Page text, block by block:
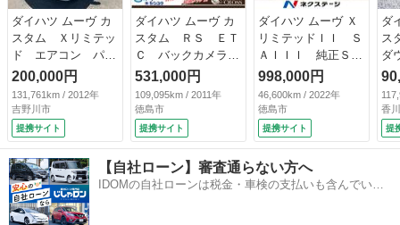
ダイハツ ムーヴ カ
スタム Ｘリミテッ
ド エアコン パワ
ステ パワーウィン
ドウ ナビ ＴＶ
キーレス スマート
キー バックカメ
ラ ＥＴＣ アイド
リングストップ ベ
ンチシート （車検
整備付）
200,000円
131,761km / 2012年
吉野川市
提携サイト
ダイハツ ムーヴ カ
スタム ＲＳ ＥＴ
Ｃ バックカメラ
ナビ オートライ
ト ＨＩＤ ＬＥＤ
ヘッドランプ スマ
ートキー 電動格納
ミラー ベンチシー
ト ターボ ＣＶ
Ｔ 盗難防止システ
ム ＡＢＳ ＣＤ
531,000円
109,095km / 2011年
徳島市
提携サイト
ダイハツ ムーヴ Ｘ
リミテッドＩＩ Ｓ
ＡＩＩＩ 純正ＳＤ
ナビ バックカメ
ラ 禁煙車 シート
ヒーター コーナー
センサー ＬＥＤヘ
ッド 純正１４イン
チアルミ オートハ
イビーム オートラ
イト オートエアコ
998,000円
46,600km / 2022年
徳島市
提携サイト
ダ
ス
ダ
ン
ル
リ
チ
シ
香
提
【自社ローン】審査通らない方へ
IDOMの自社ローンは税金・車検の支払いも含んでいる